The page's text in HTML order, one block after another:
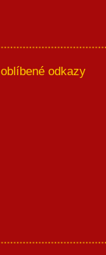
oblíbené odkazy